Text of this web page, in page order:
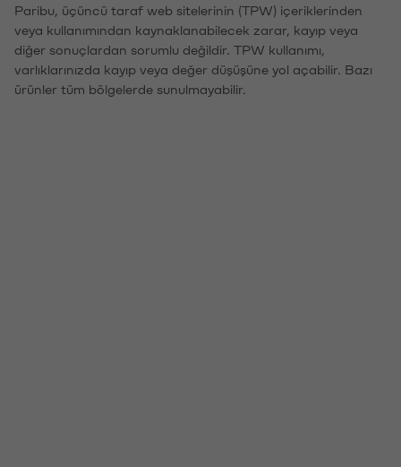
Paribu, üçüncü taraf web sitelerinin (TPW) içeriklerinden
veya kullanımından kaynaklanabilecek zarar, kayıp veya
diğer sonuçlardan sorumlu değildir. TPW kullanımı,
varlıklarınızda kayıp veya değer düşüşüne yol açabilir. Bazı
ürünler tüm bölgelerde sunulmayabilir.